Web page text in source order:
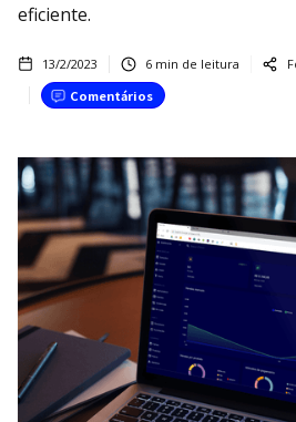
eficiente.
13/2/2023 6 min de leitura
Comentários